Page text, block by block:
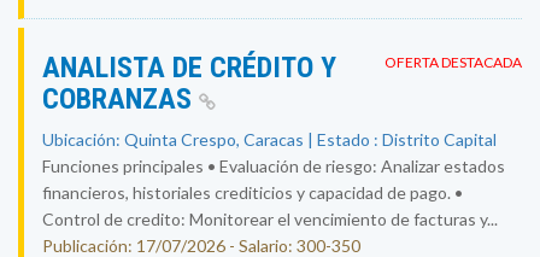
OFERTA DESTACADA
ANALISTA DE CRÉDITO Y
COBRANZAS
Ubicación: Quinta Crespo, Caracas | Estado : Distrito Capital
Funciones principales • Evaluación de riesgo: Analizar estados
financieros, historiales crediticios y capacidad de pago. •
Control de credito: Monitorear el vencimiento de facturas y...
Publicación: 17/07/2026 - Salario: 300-350